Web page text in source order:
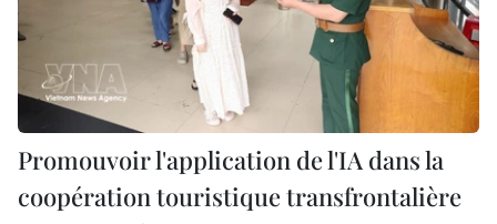
Promouvoir l'application de l'IA dans la
coopération touristique transfrontalière